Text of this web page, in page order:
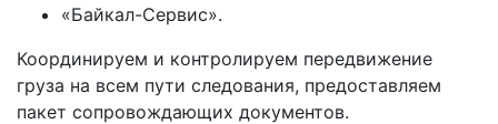
«Байкал-Сервис».
Координируем и контролируем передвижение
груза на всем пути следования, предоставляем
пакет сопровождающих документов.